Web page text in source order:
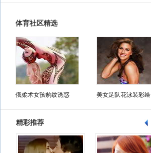
体育社区精选
俄柔术女孩豹纹诱惑 美女足队花泳装彩绘
精彩推荐